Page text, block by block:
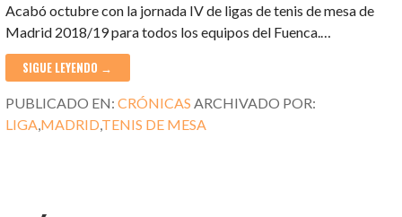
Acabó octubre con la jornada IV de ligas de tenis de mesa de
Madrid 2018/19 para todos los equipos del Fuenca.…
SIGUE LEYENDO →
PUBLICADO EN:CRÓNICAS ARCHIVADO POR:
LIGA,MADRID,TENIS DE MESA